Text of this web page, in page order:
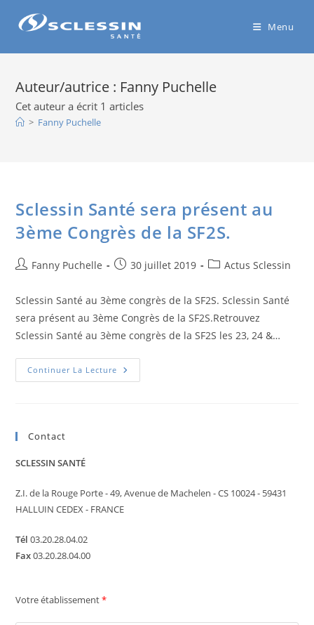
Menu
Auteur/autrice : Fanny Puchelle
Cet auteur a écrit 1 articles
> Fanny Puchelle
Sclessin Santé sera présent au
3ème Congrès de la SF2S.
Fanny Puchelle 30 juillet 2019 Actus Sclessin
Sclessin Santé au 3ème congrès de la SF2S. Sclessin Santé
sera présent au 3ème Congrès de la SF2S.Retrouvez
Sclessin Santé au 3ème congrès de la SF2S les 23, 24 &…
Continuer La Lecture
Contact
SCLESSIN SANTÉ
Z.I. de la Rouge Porte - 49, Avenue de Machelen - CS 10024 - 59431
HALLUIN CEDEX - FRANCE
Tél 03.20.28.04.02
Fax03.20.28.04.00
Votre établissement*